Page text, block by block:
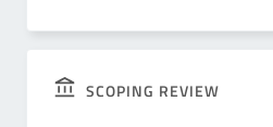
SCOPING REVIEW